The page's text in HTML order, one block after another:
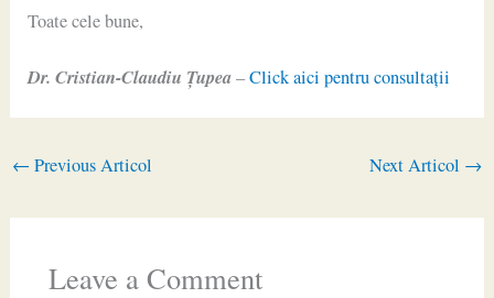
Toate cele bune,
Dr. Cristian-Claudiu Ţupea–Click aici pentru consultaţii
← Previous Articol Next Articol →
Leave a Comment